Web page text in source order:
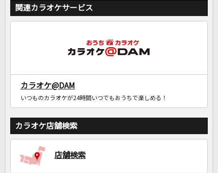
関連カラオケサービス
カラオケ@DAM
いつものカラオケが24時間いつでもおうちで楽しめる！
カラオケ店舗検索
店舗検索